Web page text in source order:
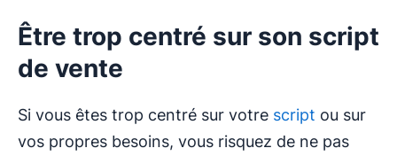
Être trop centré sur son script
de vente
Si vous êtes trop centré sur votre script ou sur
vos propres besoins, vous risquez de ne pas